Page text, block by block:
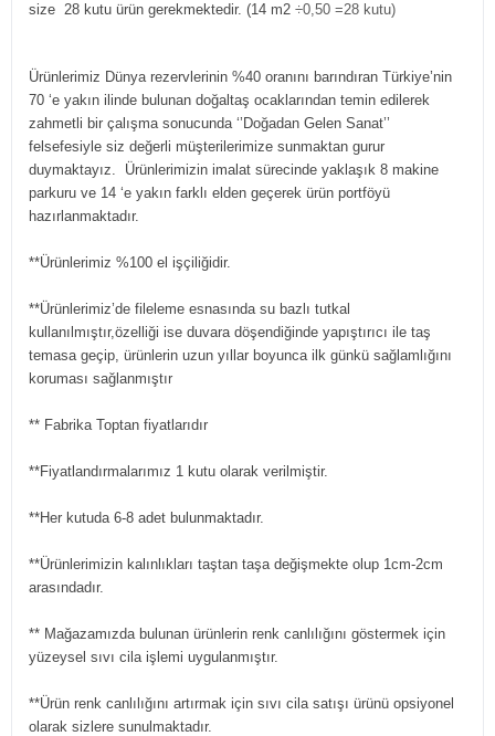
size 28 kutu ürün gerekmektedir. (14 m2 ÷0,50 =28 kutu)
Ürünlerimiz Dünya rezervlerinin %40 oranını barındıran Türkiye’nin
70 ‘e yakın ilinde bulunan doğaltaş ocaklarından temin edilerek
zahmetli bir çalışma sonucunda ‘’Doğadan Gelen Sanat’’
felsefesiyle siz değerli müşterilerimize sunmaktan gurur
duymaktayız. Ürünlerimizin imalat sürecinde yaklaşık 8 makine
parkuru ve 14 ‘e yakın farklı elden geçerek ürün portföyü
hazırlanmaktadır.
**Ürünlerimiz %100 el işçiliğidir.
**Ürünlerimiz’de fileleme esnasında su bazlı tutkal
kullanılmıştır,özelliği ise duvara döşendiğinde yapıştırıcı ile taş
temasa geçip, ürünlerin uzun yıllar boyunca ilk günkü sağlamlığını
koruması sağlanmıştır
** Fabrika Toptan fiyatlarıdır
**Fiyatlandırmalarımız 1 kutu olarak verilmiştir.
**Her kutuda 6-8 adet bulunmaktadır.
**Ürünlerimizin kalınlıkları taştan taşa değişmekte olup 1cm-2cm
arasındadır.
** Mağazamızda bulunan ürünlerin renk canlılığını göstermek için
yüzeysel sıvı cila işlemi uygulanmıştır.
**Ürün renk canlılığını artırmak için sıvı cila satışı ürünü opsiyonel
olarak sizlere sunulmaktadır.